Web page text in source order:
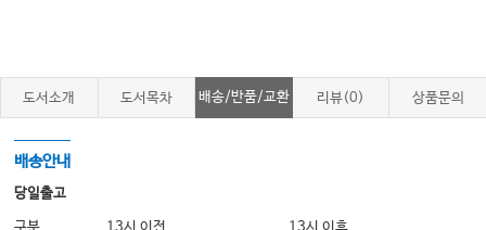
Chapter 15 자가항체
Chapter 17 영상검사 II: 관절초음파
Chapter 18 영상검사 III: 컴퓨터단층촬영, 자기공명영상과 기타
Chapter 19 관절천자와 활액 분석
도서소개 도서목차 배송/반품/교환 리뷰(0) 상품문의
배송안내
당일출고